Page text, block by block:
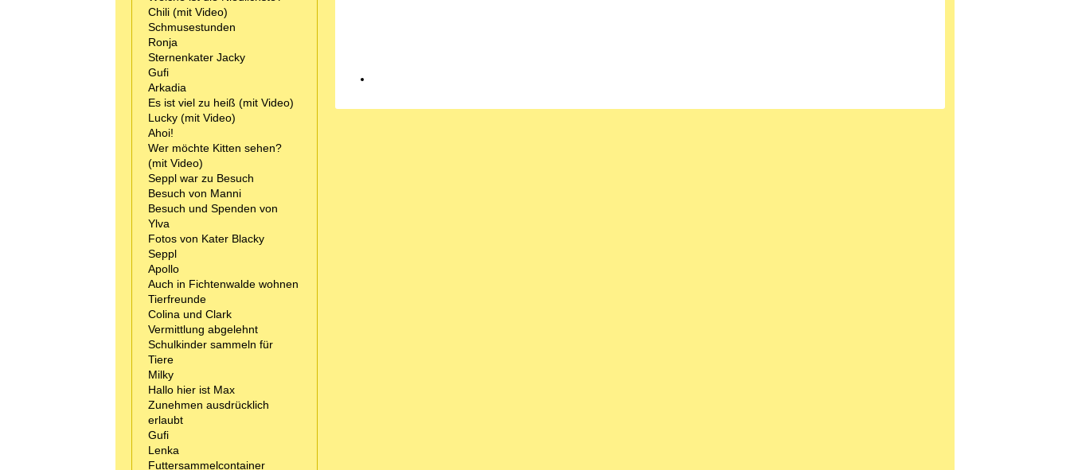
Chili (mit Video)
Schmusestunden
Ronja
Sternenkater Jacky
Gufi
Arkadia
Es ist viel zu heiß (mit Video)
Lucky (mit Video)
Ahoi!
Wer möchte Kitten sehen?
(mit Video)
Seppl war zu Besuch
Besuch von Manni
Besuch und Spenden von
Ylva
Fotos von Kater Blacky
Seppl
Apollo
Auch in Fichtenwalde wohnen
Tierfreunde
Colina und Clark
Vermittlung abgelehnt
Schulkinder sammeln für
Tiere
Milky
Hallo hier ist Max
Zunehmen ausdrücklich
erlaubt
Gufi
Lenka
Futtersammelcontainer